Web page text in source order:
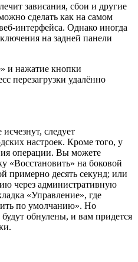
зависания, сбои и другие
сделать как на самом
интерфейса. Однако иногда
на задней панели
и нажатие кнопки
перезагрузки удалённо
следует
настроек. Кроме того, у
операции. Вы можете
«Восстановить» на боковой
примерно десять секунд; или
через административную
«Управление», где
по умолчанию». Но
обнулены, и вам придется